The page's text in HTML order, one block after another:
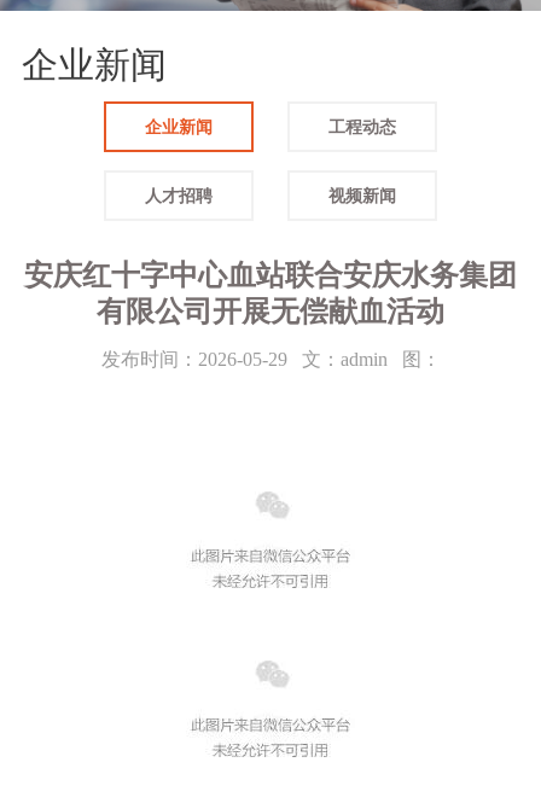
企业新闻
企业新闻 工程动态
人才招聘 视频新闻
安庆红十字中心血站联合安庆水务集团
有限公司开展无偿献血活动
发布时间：2026-05-29 文：admin 图：